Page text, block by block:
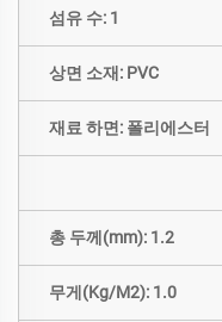
섬유 수: 1
상면 소재: PVC
재료 하면: 폴리에스터
총 두께(mm): 1.2
무게(Kg/M2): 1.0